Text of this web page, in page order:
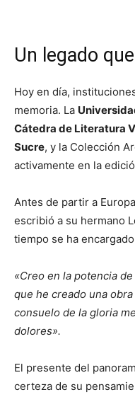
Un legado
Hoy en día,
memoria. La
Cátedra de Literatura
Sucre, y la Colección
activamente en la
Antes de partir a
escribió a su hermano
tiempo se ha
«Creo en la potencia
que he creado una
consuelo de la gloria
dolores».
El presente del
certeza de su